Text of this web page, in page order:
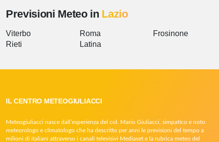
Previsioni Meteo in Lazio
Viterbo
Rieti
Roma
Latina
Frosinone
IL CENTRO METEOGIULIACCI
Meteogiuliacci nasce dall’esperienza del col. Mario Giuliacci, simpatico e noto
meteorologo e climatologo che ha descritto per anni le previsioni del tempo a
milioni di italiani attraverso i canali televisivi Mediaset e la rubrica meteo del